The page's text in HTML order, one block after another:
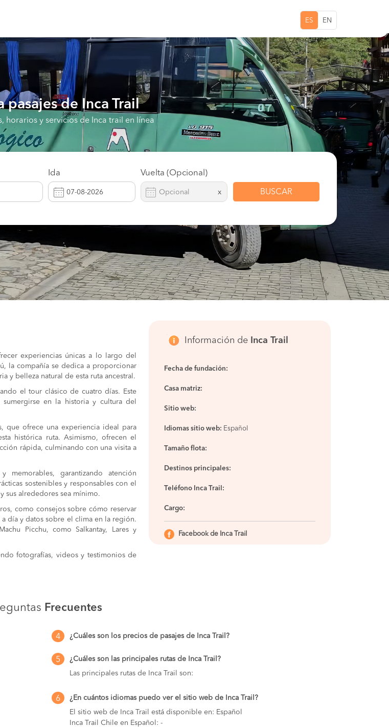
ES EN
pasajes deInca Trail
horarios y servicios de Inca trail en línea
Ida Vuelta (Opcional)
x BUSCAR
experiencias únicas a lo largo del
la compañía se dedica a proporcionar
y belleza natural de esta ruta ancestral.
el tour clásico de cuatro días. Este
en la historia y cultura del
que ofrece una experiencia ideal para
histórica ruta. Asimismo, ofrecen el
rápida, culminando con una visita a
memorables, garantizando atención
sostenibles y responsables con el
sus alrededores sea mínimo.
como consejos sobre cómo reservar
día y datos sobre el clima en la región.
Picchu, como Salkantay, Lares y
fotografías, videos y testimonios de
Información de Inca Trail
Fecha de fundación:
Casa matriz:
Sitio web:
Idiomas sitio web: Español
Tamaño flota:
Destinos principales:
Teléfono Inca Trail:
Cargo:
Facebook de Inca Trail
Frecuentes
4 ¿Cuáles son los precios de pasajes de Inca Trail?
5
¿Cuáles son las principales rutas de Inca Trail?
Las principales rutas de Inca Trail son:
6
¿En cuántos idiomas puedo ver el sitio web de Inca Trail?
El sitio web de Inca Trail está disponible en: Español
Inca Trail Chile en Español: -